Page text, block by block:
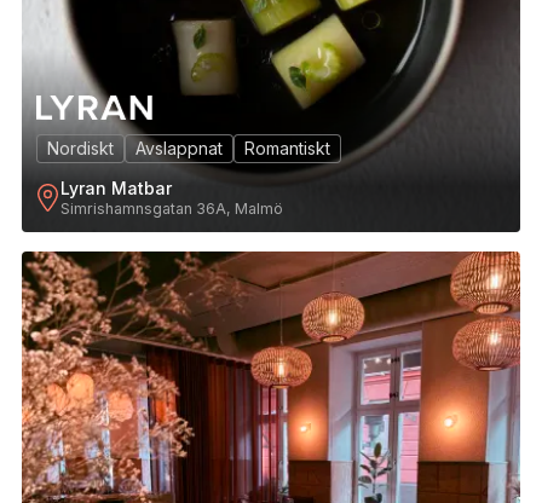
Nordiskt Avslappnat
Romantiskt
Lyran Matbar
Simrishamnsgatan 36A, Malmö
7